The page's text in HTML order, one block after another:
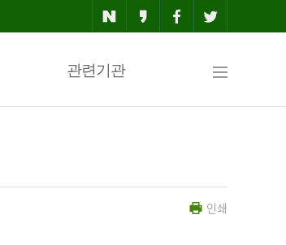
관련기관
인쇄